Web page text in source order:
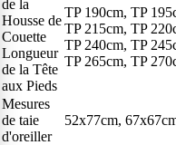
de la
Housse de
Couette
Longueur
de la Tête
aux Pieds
TP 190cm, TP
TP 215cm, TP
TP 240cm, TP
TP 265cm, TP
Mesures
de taie
d'oreiller
52x77cm,